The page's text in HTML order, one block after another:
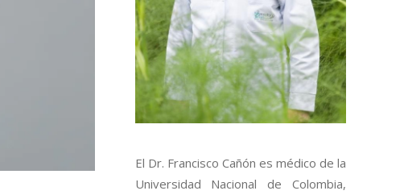
El Dr. Francisco Cañón es médico de la
Universidad Nacional de Colombia,